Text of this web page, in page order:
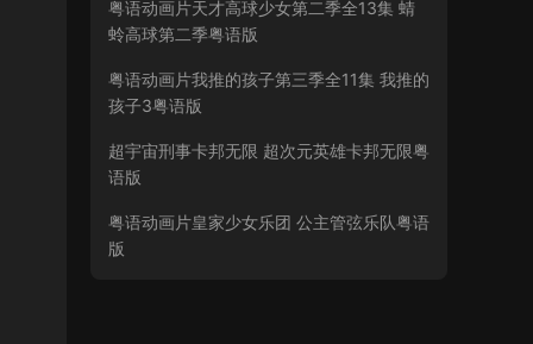
粤语动画片天才高球少女第二季全13集 蜻
蛉高球第二季粤语版
粤语动画片我推的孩子第三季全11集 我推的
孩子3粤语版
超宇宙刑事卡邦无限 超次元英雄卡邦无限粤
语版
粤语动画片皇家少女乐团 公主管弦乐队粤语
版